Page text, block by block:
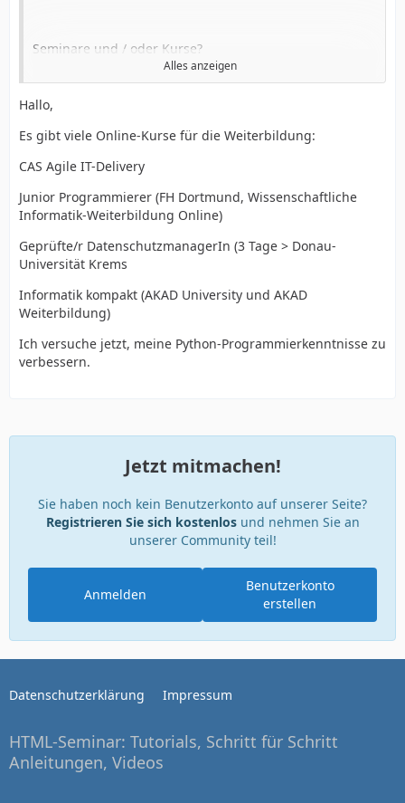
Seminare und / oder Kurse?
<<
Das Zitat wird gekürzt
<<
Alles anzeigen
Hallo,
Es gibt viele Online-Kurse für die Weiterbildung:
CAS Agile IT-Delivery
Junior Programmierer (FH Dortmund, Wissenschaftliche
Informatik-Weiterbildung Online)
Geprüfte/r DatenschutzmanagerIn (3 Tage > Donau-
Universität Krems
Informatik kompakt (AKAD University und AKAD
Weiterbildung)
Ich versuche jetzt, meine Python-Programmierkenntnisse zu
verbessern.
Jetzt mitmachen!
Sie haben noch kein Benutzerkonto auf unserer Seite?
Registrieren Sie sich kostenlosund nehmen Sie an
unserer Community teil!
Benutzerkonto
erstellen
Anmelden
Datenschutzerklärung Impressum
HTML-Seminar: Tutorials, Schritt für Schritt
Anleitungen, Videos